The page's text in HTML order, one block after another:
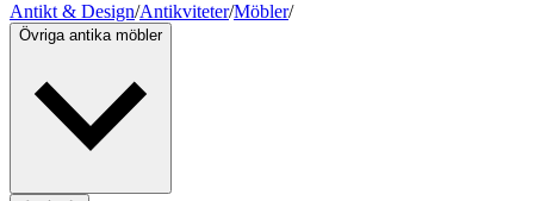
Antikt & Design/Antikviteter/Möbler/
Övriga antika möbler